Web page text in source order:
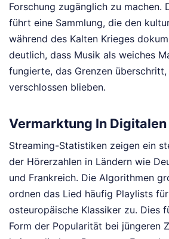
Forschung zugänglich zu machen.
führt eine Sammlung, die den
während des Kalten Krieges
deutlich, dass Musik als weiches
fungierte, das Grenzen
verschlossen blieben.
Vermarktung In
Streaming-Statistiken zeigen ein
der Hörerzahlen in Ländern wie
und Frankreich. Die Algorithmen
ordnen das Lied häufig Playlists
osteuropäische Klassiker zu. Dies
Form der Popularität bei jüngeren